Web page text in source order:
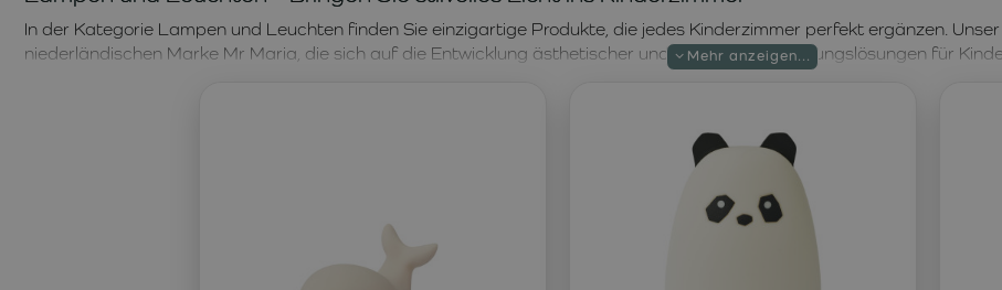
In der Kategorie Lampen und Leuchten finden Sie einzigartige Produkte, die jedes Kinderzimmer perfekt ergänzen.
niederländischen Marke Mr Maria, die sich auf die Entwicklung ästhetischer und sicherer Beleuchtungslösungen für
Das niedliche LIEWOOD Nachtlicht Winston in Katzenform spendet ein sanftes, beruhigendes Licht und gibt Kindern
weichem Silikon und ist perfekt für das Nachtkästchen oder neben dem Kinderbett.
Das Nachtlicht Winston von LIEWOOD in Walform ist ein treuer Begleiter in der Nacht. Es ist wiederaufladbar, tragbar